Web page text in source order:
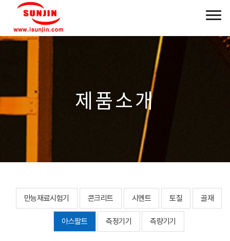
제품소개
만능재료시험기 콘크리트 시멘트 토질 골재
아스팔트 측정기기 측량기기